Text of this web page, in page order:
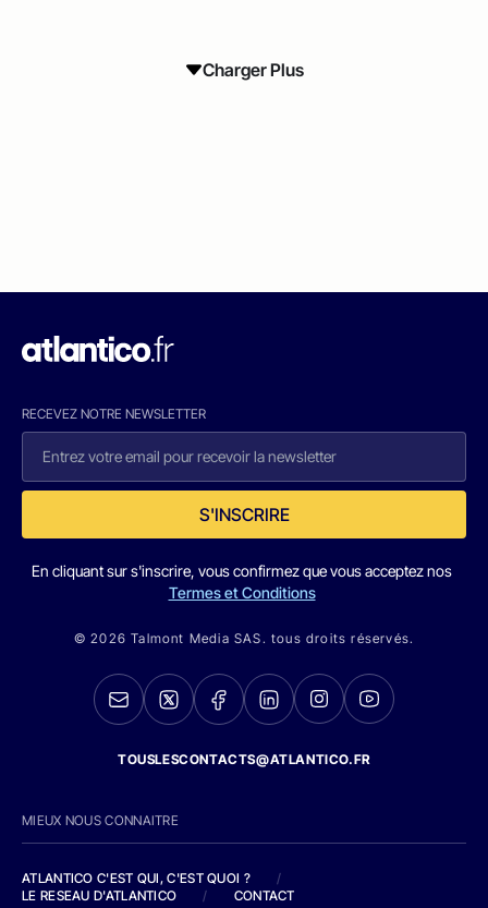
Charger Plus
RECEVEZ NOTRE NEWSLETTER
S'INSCRIRE
En cliquant sur s'inscrire, vous confirmez que vous acceptez nos
Termes et Conditions
© 2026 Talmont Media SAS. tous droits réservés.
TOUSLESCONTACTS@ATLANTICO.FR
MIEUX NOUS CONNAITRE
ATLANTICO C'EST QUI, C'EST QUOI ?
/
LE RESEAU D'ATLANTICO
/ CONTACT